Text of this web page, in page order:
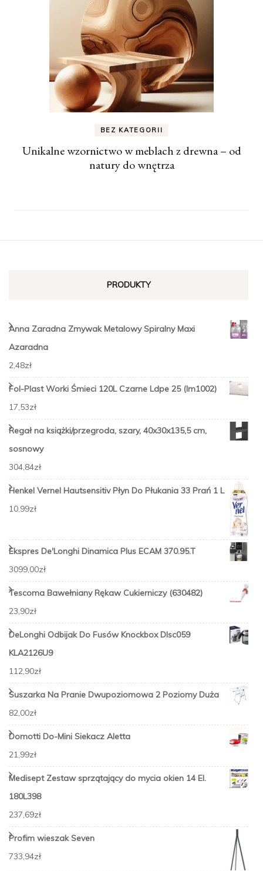
BEZ KATEGORII
Unikalne wzornictwo w meblach z drewna – od
natury do wnętrza
PRODUKTY
Anna Zaradna Zmywak Metalowy Spiralny Maxi
Azaradna
2,48zł
Fol-Plast Worki Śmieci 120L Czarne Ldpe 25 (Im1002)
17,53zł
Regał na książki/przegroda, szary, 40x30x135,5 cm,
sosnowy
304,84zł
Henkel Vernel Hautsensitiv Płyn Do Płukania 33 Prań 1 L
10,99zł
Ekspres De'Longhi Dinamica Plus ECAM 370.95.T
3099,00zł
Tescoma Bawełniany Rękaw Cukierniczy (630482)
23,90zł
DeLonghi Odbijak Do Fusów Knockbox Dlsc059
KLA2126U9
112,90zł
Suszarka Na Pranie Dwupoziomowa 2 Poziomy Duża
82,00zł
Domotti Do-Mini Siekacz Aletta
21,99zł
Medisept Zestaw sprzątający do mycia okien 14 El.
180L398
237,69zł
Profim wieszak Seven
733,94zł